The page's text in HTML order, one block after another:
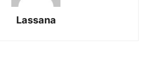
Lassana